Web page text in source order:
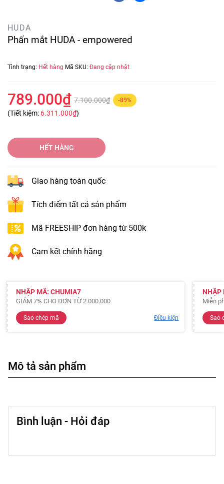
HUDA
Phấn mắt HUDA - empowered
Tình trạng: Hết hàng Mã SKU: Đang cập nhật
789.000₫ 7.100.000₫ -89%
(Tiết kiệm: 6.311.000₫)
HẾT HÀNG
Giao hàng toàn quốc
Tích điểm tất cả sản phẩm
Mã FREESHIP đơn hàng từ 500k
Cam kết chính hãng
NHẬP MÃ: CHUMIA7
GIẢM 7% CHO ĐƠN TỪ 2.000.000
Sao chép mã Điều kiện
NHẬP
Miễn
Sao
Mô tả sản phẩm
Bình luận - Hỏi đáp